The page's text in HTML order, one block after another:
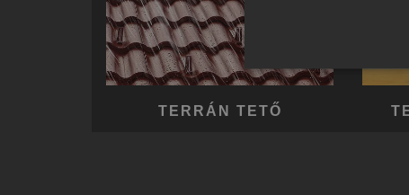
TERRÁN TETŐ